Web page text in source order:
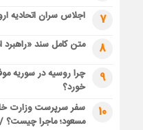
7 اجلاس سران اتحادیه
8 متن کامل سند «راهبرد
9
چرا روسیه در سوریه
خورد؟
10
سفر سرپرست وزارت
مسعود؛ ماجرا چیست؟